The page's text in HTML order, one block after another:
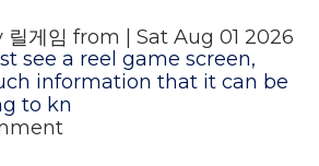
릴게임 from
Sat Aug 01 2026
see a reel game screen,
information that it can be
to kn